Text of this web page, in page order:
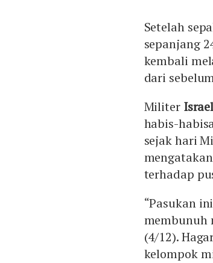
Setelah
sepanjang
kembali
dari
Militer Israel
habis-
sejak hari
terhadap
“Pasukan
membunuh
(4/12).
kelompok